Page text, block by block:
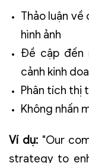
Thảo luận
hình ảnh
Đề cập đến
cảnh kinh
Phân tích thị
Không nhấn
Ví dụ: "Our
strategy to